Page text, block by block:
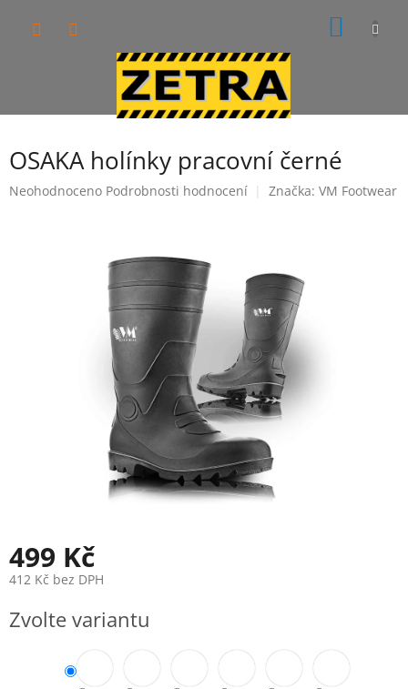
OSAKA holínky pracovní černé
Průměrné
Neohodnoceno Podrobnosti hodnocení Značka: VM Footwear
499 Kč
412 Kč bez DPH
cena:
Zvolte variantu